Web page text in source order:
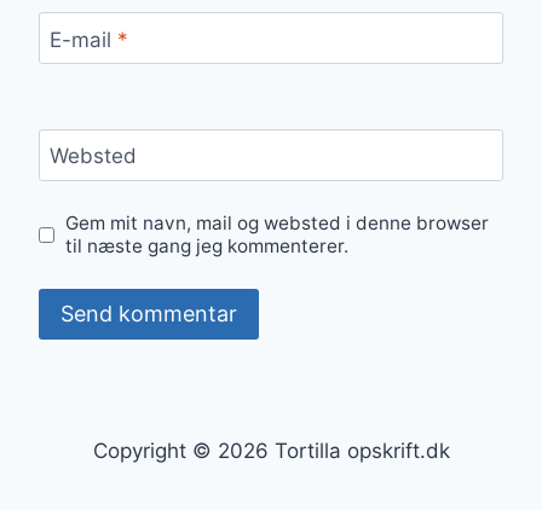
E-mail *
Websted
Gem mit navn, mail og websted i denne browser
til næste gang jeg kommenterer.
Copyright © 2026 Tortilla opskrift.dk